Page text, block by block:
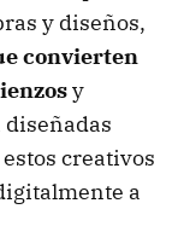
y diseños,
convierten
y
diseñadas
creativos
a